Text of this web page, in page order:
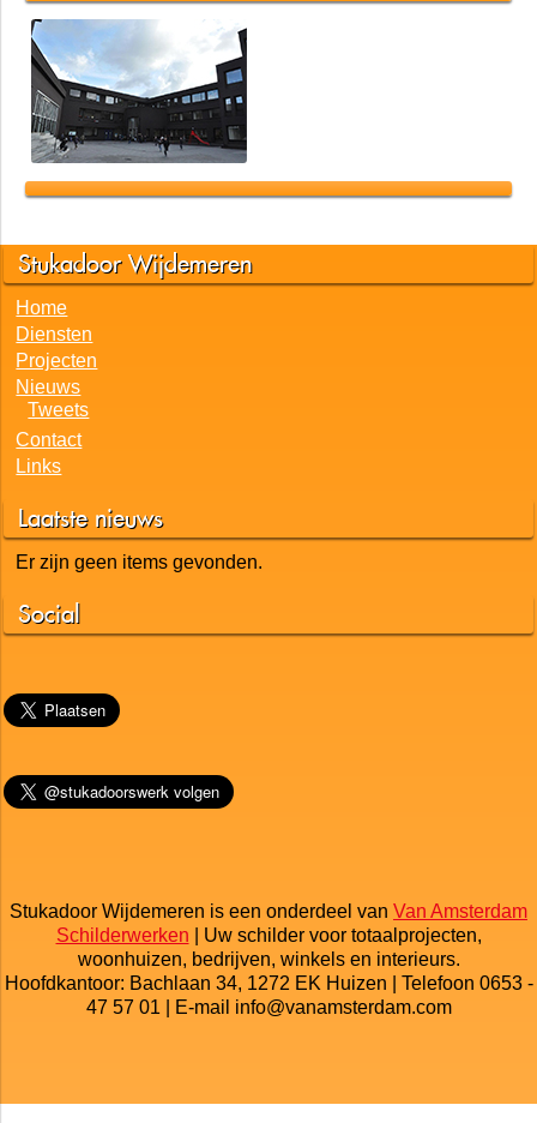
Stukadoor Wijdemeren
Home
Diensten
Projecten
Nieuws
Tweets
Contact
Links
Laatste nieuws
Er zijn geen items gevonden.
Social
Stukadoor Wijdemeren is een onderdeel van Van Amsterdam
Schilderwerken | Uw schilder voor totaalprojecten,
woonhuizen, bedrijven, winkels en interieurs.
Hoofdkantoor: Bachlaan 34, 1272 EK Huizen | Telefoon 0653 -
47 57 01 | E-mail info@vanamsterdam.com